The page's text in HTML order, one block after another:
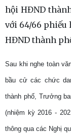
hội HĐND
với 64/66 phiếu
HĐND thành
Sau khi nghe toàn
bầu cử các chức
thành phố, Trưởng
(nhiệm kỳ 2016 -
thông qua các Nghị